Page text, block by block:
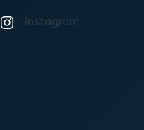
Instagram